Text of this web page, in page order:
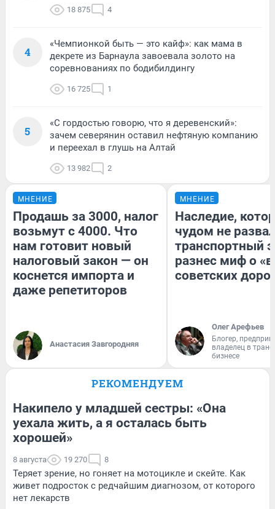
18 875 4
4
«Чемпионкой быть — это кайф»: как мама в
декрете из Барнаула завоевала золото на
соревнованиях по бодибилдингу
16 725 1
5
«С гордостью говорю, что я деревенский»:
зачем северянин оставил нефтяную компанию
и переехал в глушь на Алтай
13 982 2
МНЕНИЕ
Продашь за 3000, налог
возьмут с 4000. Что
нам готовит новый
налоговый закон — он
коснется импорта и
даже репетиторов
Анастасия Завгородняя
МНЕНИЕ
Наследие,
чудом не
транспортный
разнес миф о
советских
Олег Арефьев
Блогер,
владелец в
бизнесе
РЕКОМЕНДУЕМ
Накипело у младшей сестры: «Она
уехала жить, а я осталась быть
хорошей»
8 августа 19 270 8
Теряет зрение, но гоняет на мотоцикле и скейте. Как
живет подросток с редчайшим диагнозом, от которого
нет лекарств